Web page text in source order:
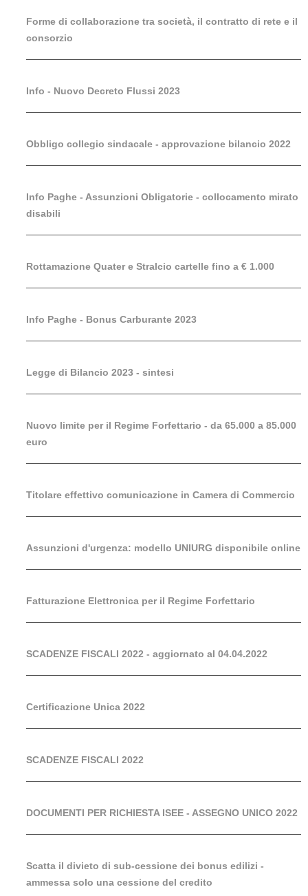
Forme di collaborazione tra società, il contratto di rete e il
consorzio
Info - Nuovo Decreto Flussi 2023
Obbligo collegio sindacale - approvazione bilancio 2022
Info Paghe - Assunzioni Obligatorie - collocamento mirato
disabili
Rottamazione Quater e Stralcio cartelle fino a € 1.000
Info Paghe - Bonus Carburante 2023
Legge di Bilancio 2023 - sintesi
Nuovo limite per il Regime Forfettario - da 65.000 a 85.000
euro
Titolare effettivo comunicazione in Camera di Commercio
Assunzioni d'urgenza: modello UNIURG disponibile online
Fatturazione Elettronica per il Regime Forfettario
SCADENZE FISCALI 2022 - aggiornato al 04.04.2022
Certificazione Unica 2022
SCADENZE FISCALI 2022
DOCUMENTI PER RICHIESTA ISEE - ASSEGNO UNICO 2022
Scatta il divieto di sub-cessione dei bonus edilizi -
ammessa solo una cessione del credito